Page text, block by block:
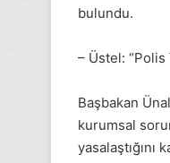
bulundu.
– Üstel: “Polis
Başbakan
kurumsal
yasalaştığını
Kasım
2025,
Gıynık
Medya